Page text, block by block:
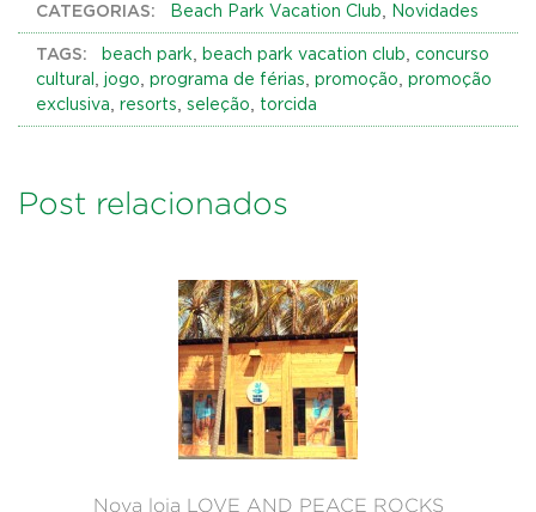
CATEGORIAS: Beach Park Vacation Club, Novidades
TAGS: beach park, beach park vacation club, concurso
cultural , jogo, programa de férias, promoção, promoção
exclusiva, resorts, seleção, torcida
Post relacionados
Nova loja LOVE AND PEACE ROCKS